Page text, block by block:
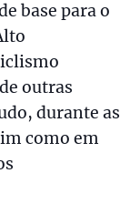
base para o
outras
durante as
como em